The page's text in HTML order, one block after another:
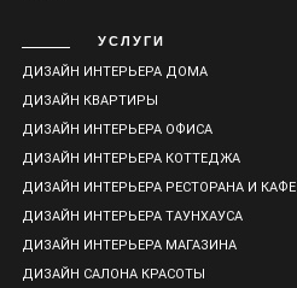
УСЛУГИ
ДИЗАЙН ИНТЕРЬЕРА ДОМА
ДИЗАЙН КВАРТИРЫ
ДИЗАЙН ИНТЕРЬЕРА ОФИСА
ДИЗАЙН ИНТЕРЬЕРА КОТТЕДЖА
ДИЗАЙН ИНТЕРЬЕРА РЕСТОРАНА И КАФЕ
ДИЗАЙН ИНТЕРЬЕРА ТАУНХАУСА
ДИЗАЙН ИНТЕРЬЕРА МАГАЗИНА
ДИЗАЙН САЛОНА КРАСОТЫ